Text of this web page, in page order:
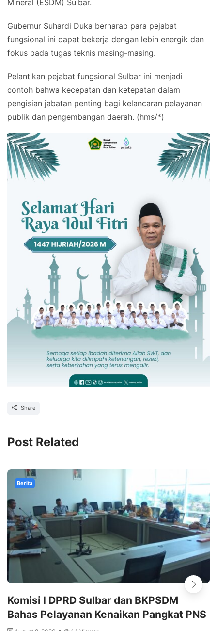
Mineral (ESDM) Sulbar.
Gubernur Suhardi Duka berharap para pejabat
fungsional ini dapat bekerja dengan lebih energik dan
fokus pada tugas teknis masing-masing.
Pelantikan pejabat fungsional Sulbar ini menjadi
contoh bahwa kecepatan dan ketepatan dalam
pengisian jabatan penting bagi kelancaran pelayanan
publik dan pengembangan daerah. (hms/*)
Share
Post Related
Berita
Komisi I DPRD Sulbar dan BKPSDM
Bahas Pelayanan Kenaikan Pangkat PNS